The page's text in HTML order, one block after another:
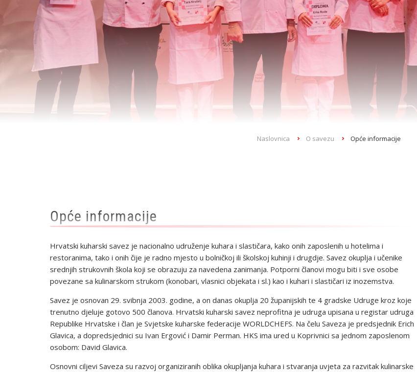
Naslovnica O savezu Opće informacije
Opće informacije
Hrvatski kuharski savez je nacionalno udruženje kuhara i slastičara, kako onih zaposlenih u hotelima i
restoranima, tako i onih čije je radno mjesto u bolničkoj ili školskoj kuhinji i drugdje. Savez okuplja i učenike
srednjih strukovnih škola koji se obrazuju za navedena zanimanja. Potporni članovi mogu biti i sve osobe
povezane sa kulinarskom strukom (konobari, vlasnici objekata i sl.) kao i kuhari i slastičari iz inozemstva.
Savez je osnovan 29. svibnja 2003. godine, a on danas okuplja 20 županijskih te 4 gradske Udruge kroz koje
trenutno djeluje gotovo 500 članova. Hrvatski kuharski savez neprofitna je udruga upisana u registar udruga
Republike Hrvatske i član je Svjetske kuharske federacije WORLDCHEFS. Na čelu Saveza je predsjednik Erich
Glavica, a dopredsjednici su Ivan Ergović i Damir Perman. HKS ima ured u Koprivnici sa jednom zaposlenom
osobom: David Glavica.
Osnovni ciljevi Saveza su razvoj organiziranih oblika okupljanja kuhara i stvaranja uvjeta za razvitak kulinarske